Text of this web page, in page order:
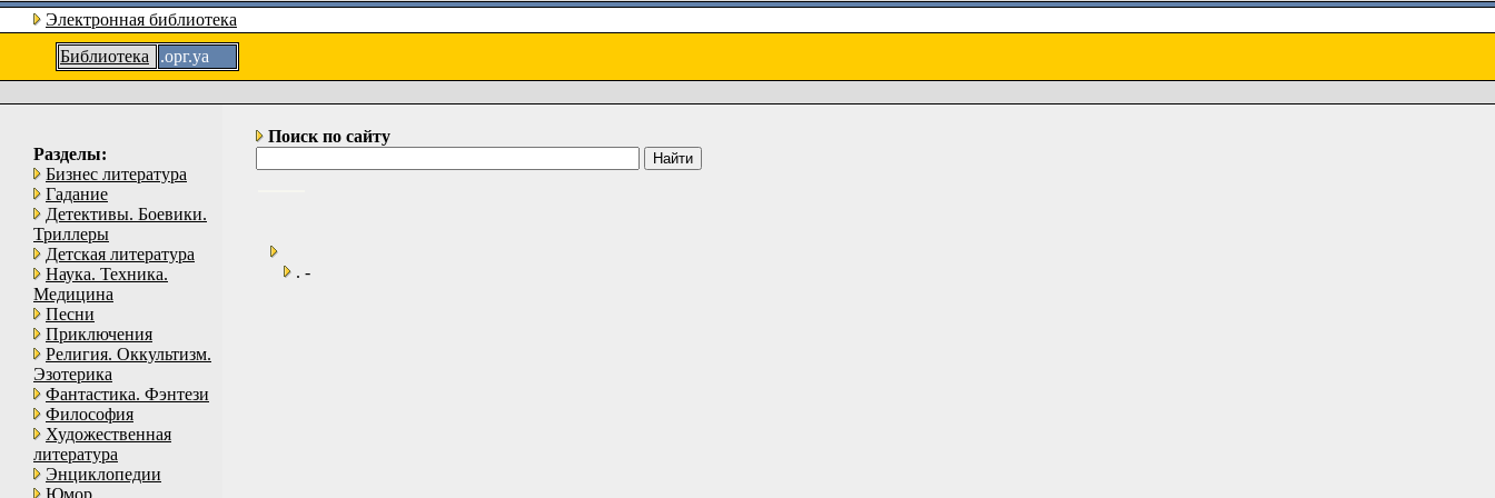
Электронная библиотека
Библиотека
.орг.уа
Разделы:
Бизнес литература
Гадание
Детективы. Боевики.
Триллеры
Детская литература
Наука. Техника.
Медицина
Песни
Приключения
Религия. Оккультизм.
Эзотерика
Фантастика. Фэнтези
Философия
Художественная
литература
Энциклопедии
Юмор
Поиск по сайту
. -